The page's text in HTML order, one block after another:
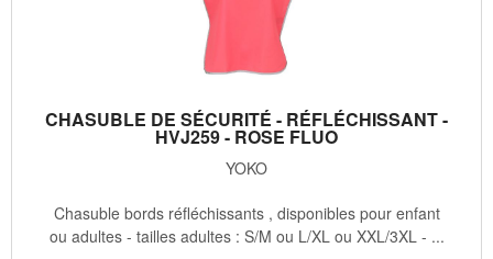
CHASUBLE DE SÉCURITÉ - RÉFLÉCHISSANT -
HVJ259 - ROSE FLUO
YOKO
Chasuble bords réfléchissants , disponibles pour enfant
ou adultes - tailles adultes : S/M ou L/XL ou XXL/3XL - ...